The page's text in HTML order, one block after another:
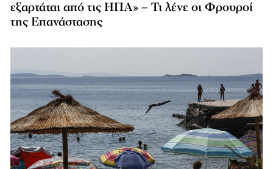
εξαρτάται από τις ΗΠΑ» – Τι λένε οι Φρουροί
της Επανάστασης